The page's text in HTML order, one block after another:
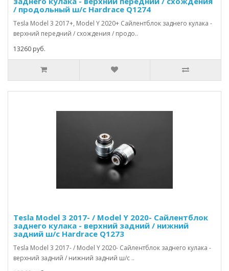
/ продольный ш/с Hardrace Q1274
Tesla Model 3 2017+, Model Y 2020+ Сайлентблок заднего кулака -
верхний передний / схождения / продо..
13260 руб.
Tesla Model 3 2017- / Model Y 2020- Сайлентблок
заднего кулака - верхний задний / нижний
задний ш/с Hardrace Q1273
Tesla Model 3 2017- / Model Y 2020- Сайлентблок заднего кулака -
верхний задний / нижний задний ш/с ..